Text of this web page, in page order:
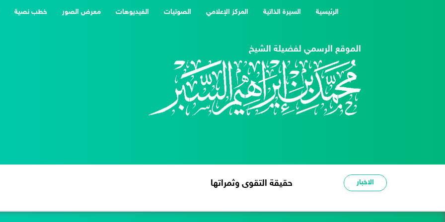
الرئيسية
(current) السيرة الذاتية المركز الإعلامي الصوتيات الفيديوهات معرض الصور خطب نصية
الموقع الرسمي لفضيلة الشيخ
الاخبار شدة الحر عبرة وعظة